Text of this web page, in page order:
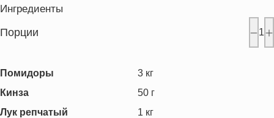
Ингредиенты
Порции 1
Помидоры 3 кг
Кинза
50 г
Лук репчатый
1 кг